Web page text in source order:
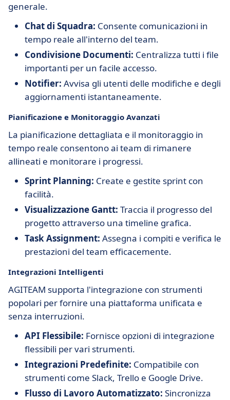
generale.
Chat di Squadra: Consente comunicazioni in
tempo reale all'interno del team.
Condivisione Documenti: Centralizza tutti i file
importanti per un facile accesso.
Notifier: Avvisa gli utenti delle modifiche e degli
aggiornamenti istantaneamente.
Pianificazione e Monitoraggio Avanzati
La pianificazione dettagliata e il monitoraggio in
tempo reale consentono ai team di rimanere
allineati e monitorare i progressi.
Sprint Planning: Create e gestite sprint con
facilità.
Visualizzazione Gantt: Traccia il progresso del
progetto attraverso una timeline grafica.
Task Assignment: Assegna i compiti e verifica le
prestazioni del team efficacemente.
Integrazioni Intelligenti
AGITEAM supporta l'integrazione con strumenti
popolari per fornire una piattaforma unificata e
senza interruzioni.
API Flessibile: Fornisce opzioni di integrazione
flessibili per vari strumenti.
Integrazioni Predefinite: Compatibile con
strumenti come Slack, Trello e Google Drive.
Flusso di Lavoro Automatizzato: Sincronizza